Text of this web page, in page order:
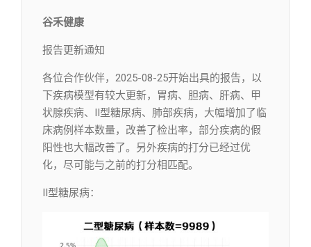
谷禾健康
报告更新通知
各位合作伙伴，2025-08-25开始出具的报告，以
下疾病模型有较大更新，胃病、胆病、肝病、甲
状腺疾病、II型糖尿病、肺部疾病，大幅增加了临
床病例样本数量，改善了检出率，部分疾病的假
阳性也大幅改善了。另外疾病的打分已经过优
化，尽可能与之前的打分相匹配。
II型糖尿病：